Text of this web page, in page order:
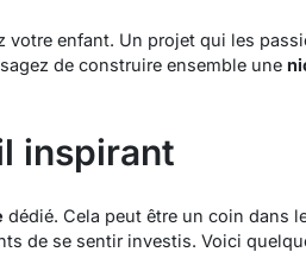
votre enfant. Un projet qui les
de construire ensemble une
inspirant
dédié. Cela peut être un coin dans
de se sentir investis. Voici